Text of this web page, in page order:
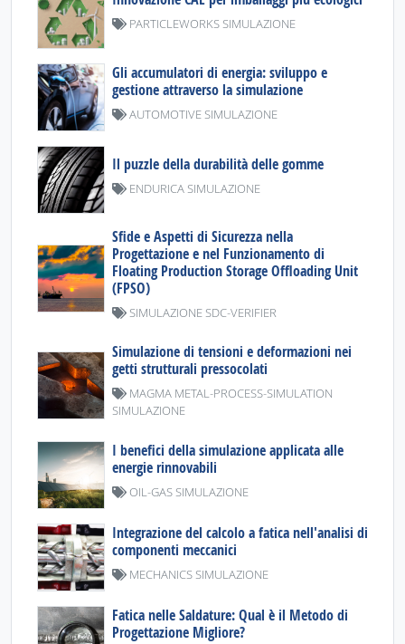
PARTICLEWORKS SIMULAZIONE
Gli accumulatori di energia: sviluppo e
gestione attraverso la simulazione
AUTOMOTIVE SIMULAZIONE
Il puzzle della durabilità delle gomme
ENDURICA SIMULAZIONE
Sfide e Aspetti di Sicurezza nella
Progettazione e nel Funzionamento di
Floating Production Storage Offloading Unit
(FPSO)
SIMULAZIONE SDC-VERIFIER
Simulazione di tensioni e deformazioni nei
getti strutturali pressocolati
MAGMA METAL-PROCESS-SIMULATION
SIMULAZIONE
I benefici della simulazione applicata alle
energie rinnovabili
OIL-GAS SIMULAZIONE
Integrazione del calcolo a fatica nell'analisi di
componenti meccanici
MECHANICS SIMULAZIONE
Fatica nelle Saldature: Qual è il Metodo di
Progettazione Migliore?